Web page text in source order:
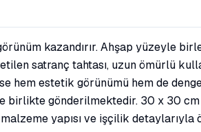
kazandırır. Ahşap yüzeyle
satranç tahtası, uzun ömürlü
estetik görünümü hem de
birlikte gönderilmektedir. 30 x 30
yapısı ve işçilik detaylarıyla